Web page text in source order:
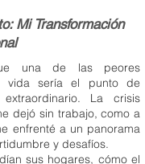
Mi Transformación
una de las peores
vida sería el punto de
La crisis
dejó sin trabajo, como a
enfrenté a un panorama
y desafíos.
sus hogares, cómo el